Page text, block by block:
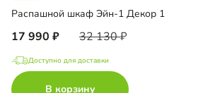
Распашной шкаф Эйн-1 Декор 1
17 990 32 130
Доступно для доставки
В корзину